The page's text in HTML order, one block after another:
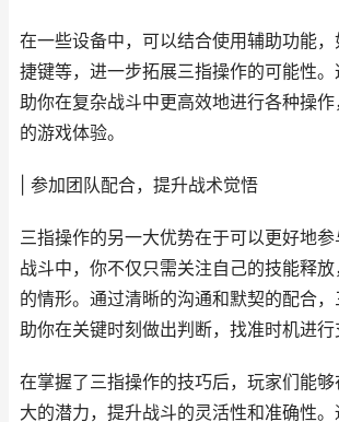
在一些设备中，可以结合使用辅助功能
捷键等，进一步拓展三指操作的可能性
助你在复杂战斗中更高效地进行各种操
的游戏体验。
| 参加团队配合，提升战术觉悟
三指操作的另一大优势在于可以更好地
战斗中，你不仅只需关注自己的技能释
的情形。通过清晰的沟通和默契的配合
助你在关键时刻做出判断，找准时机进行
在掌握了三指操作的技巧后，玩家们能
大的潜力，提升战斗的灵活性和准确性